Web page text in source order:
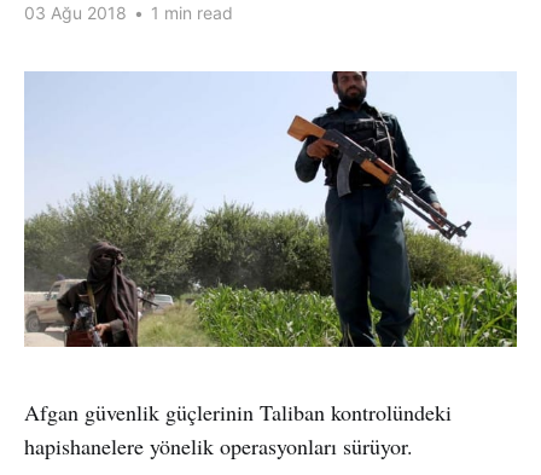
03 Ağu 2018 • 1 min read
Afgan güvenlik güçlerinin Taliban kontrolündeki
hapishanelere yönelik operasyonları sürüyor.